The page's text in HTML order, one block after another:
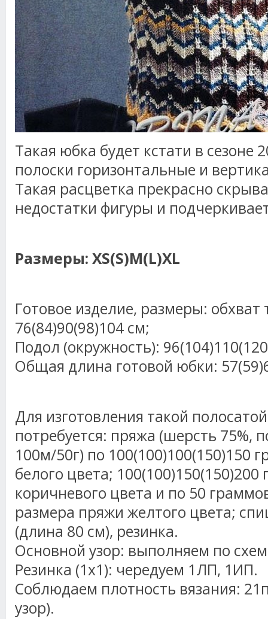
Такая юбка будет кстати в сезоне
полоски горизонтальные и
Такая расцветка прекрасно
недостатки фигуры и
Размеры: XS(S)M(L)XL
Готовое изделие, размеры: обхват
76(84)90(98)104 см;
Подол (окружность):
Общая длина готовой юбки:
Для изготовления такой
потребуется: пряжа (шерсть 75%,
100м/50г) по 100(100)100(150)150
белого цвета; 100(100)150(150)200
коричневого цвета и по 50
размера пряжи желтого цвета;
(длина 80 см), резинка.
Основной узор: выполняем по
Резинка (1х1): чередуем 1ЛП, 1ИП.
Соблюдаем плотность вязания:
узор).